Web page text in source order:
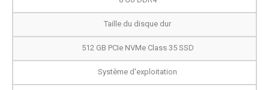
Taille du disque dur
512 GB PCIe NVMe Class 35 SSD
Système d'exploitation